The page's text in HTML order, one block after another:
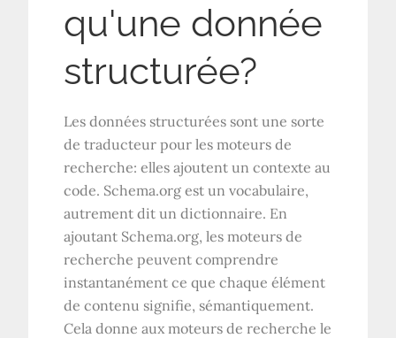
qu'une donnée
structurée?
Les données structurées sont une sorte
de traducteur pour les moteurs de
recherche: elles ajoutent un contexte au
code. Schema.org est un vocabulaire,
autrement dit un dictionnaire. En
ajoutant Schema.org, les moteurs de
recherche peuvent comprendre
instantanément ce que chaque élément
de contenu signifie, sémantiquement.
Cela donne aux moteurs de recherche le